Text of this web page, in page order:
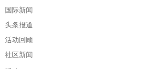
国际新闻
头条报道
活动回顾
社区新闻